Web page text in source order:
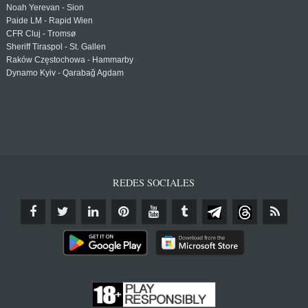
Noah Yerevan - Sion
Paide LM - Rapid Wien
CFR Cluj - Tromsø
Sheriff Tiraspol - St. Gallen
Raków Częstochowa - Hammarby
Dynamo Kyiv - Qarabağ Agdam
REDES SOCIALES